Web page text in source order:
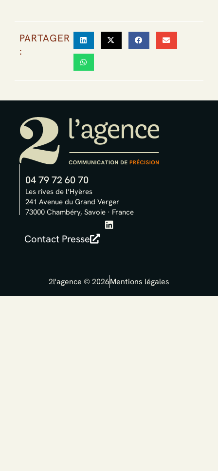
PARTAGER
:
04 79 72 60 70
Les rives de l’Hyères
241 Avenue du Grand Verger
73000 Chambéry, Savoie · France
L
i
i
n
Contact Presse
2l'agence © 2026Mentions légales